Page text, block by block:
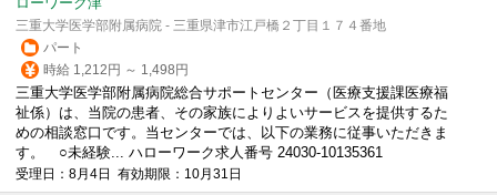
三重大学医学部附属病院 - 三重県津市江戸橋２丁目１７４番地
パート
時給 1,212円 ～ 1,498円
三重大学医学部附属病院総合サポートセンター（医療支援課医療福
祉係）は、当院の患者、その家族によりよいサービスを提供するた
めの相談窓口です。当センターでは、以下の業務に従事いただきま
す。 ○未経験... ハローワーク求人番号 24030-10135361
受理日：8月4日 有効期限：10月31日